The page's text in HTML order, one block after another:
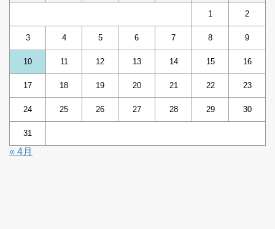
1 2
3 4 5 6 7 8 9
10 11 12 13 14 15 16
17 18 19 20 21 22 23
24 25 26 27 28 29 30
31
« 4月